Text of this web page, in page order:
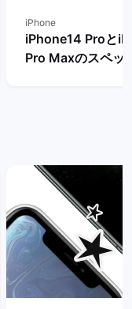
iPhone
iPhone14 Proと
Pro Maxのスペッ